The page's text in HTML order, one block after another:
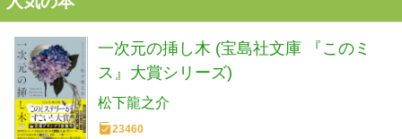
一次元の挿し木 (宝島社文庫 『このミ
ス』大賞シリーズ)
松下龍之介
23460